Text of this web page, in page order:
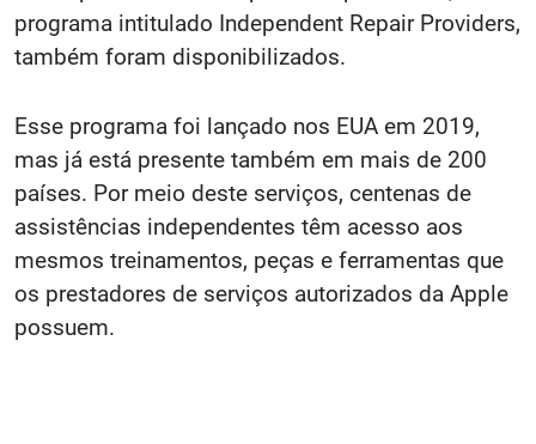
programa intitulado Independent Repair Providers,
também foram disponibilizados.
Esse programa foi lançado nos EUA em 2019,
mas já está presente também em mais de 200
países. Por meio deste serviços, centenas de
assistências independentes têm acesso aos
mesmos treinamentos, peças e ferramentas que
os prestadores de serviços autorizados da Apple
possuem.